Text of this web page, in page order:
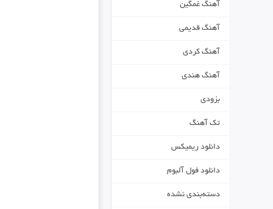
آهنگ غمگین
آهنگ قدیمی
آهنگ کردی
آهنگ هندی
بزودی
تک آهنگ
دانلود ریمیکس
دانلود فول آلبوم
دسته‌بندی نشده